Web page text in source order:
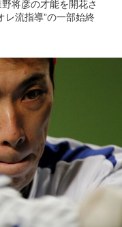
将彦の才能を開花さ
レ流指導”の一部始終